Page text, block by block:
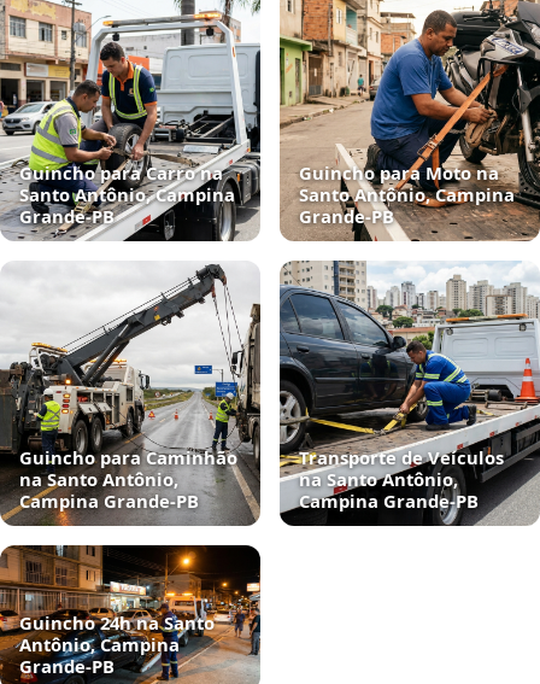
Guincho para Carro na
Santo Antônio, Campina
Grande‑PB
Guincho para Moto na
Santo Antônio, Campina
Grande‑PB
Guincho para Caminhão
na Santo Antônio,
Campina Grande‑PB
Transporte de Veículos
na Santo Antônio,
Campina Grande‑PB
Guincho 24h na Santo
Antônio, Campina
Grande‑PB